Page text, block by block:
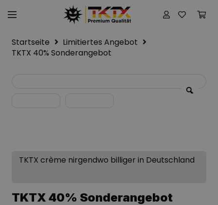
Startseite
Limitiertes Angebot
TKTX 40% Sonderangebot
TKTX crème nirgendwo billiger in Deutschland
TKTX 40% Sonderangebot